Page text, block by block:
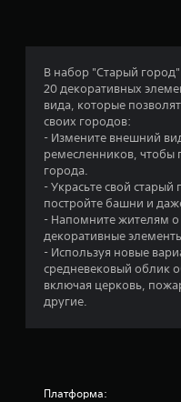
В набор "Старый
20 декоративных
вида, которые
своих городов:
- Измените внешний
ремесленников, чтобы
города.
- Украсьте свой
постройте башни и
- Напомните жителям
декоративные
- Используя новые
средневековый облик
включая церковь,
другие.
Платформа: